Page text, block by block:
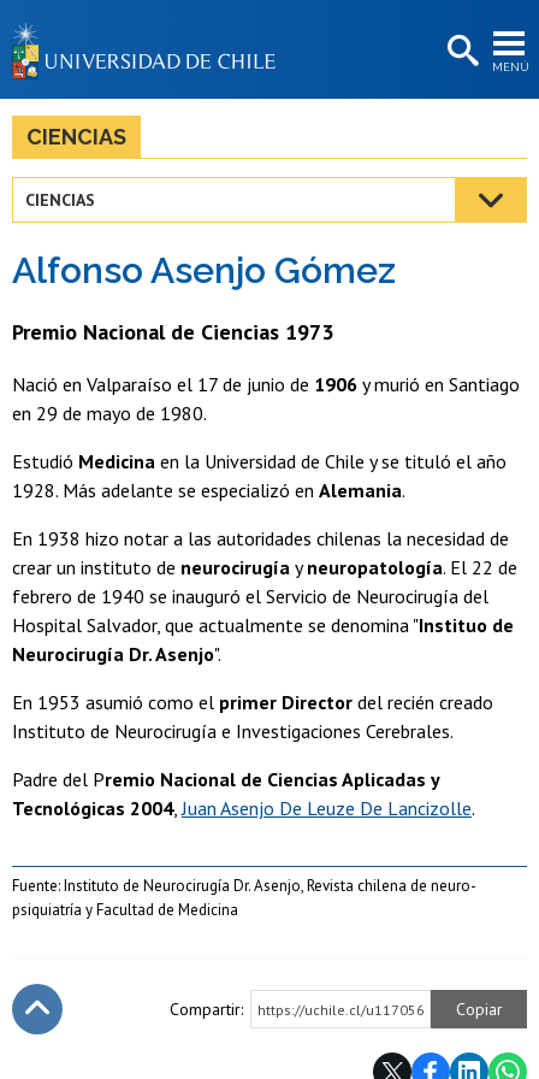
MENÚ
BIBLIOTECAS
Estudiantes
Académicas/os
Funcionarias/os
CIENCIAS
CIENCIAS
Alfonso Asenjo Gómez
Premio Nacional de Ciencias 1973
Nació en Valparaíso el 17 de junio de 1906 y murió en Santiago
en 29 de mayo de 1980.
Estudió Medicina en la Universidad de Chile y se tituló el año
1928. Más adelante se especializó en Alemania.
En 1938 hizo notar a las autoridades chilenas la necesidad de
crear un instituto de neurocirugía yneuropatología. El 22 de
febrero de 1940 se inauguró el Servicio de Neurocirugía del
Hospital Salvador, que actualmente se denomina "Instituo de
Neurocirugía Dr. Asenjo".
En 1953 asumió como el primer Director del recién creado
Instituto de Neurocirugía e Investigaciones Cerebrales.
Padre del Premio Nacional de Ciencias Aplicadas y
Tecnológicas 2004,Juan Asenjo De Leuze De Lancizolle.
Fuente: Instituto de Neurocirugía Dr. Asenjo, Revista chilena de neuro-
psiquiatría y Facultad de Medicina
Compartir: https://uchile.cl/u117056 Copiar